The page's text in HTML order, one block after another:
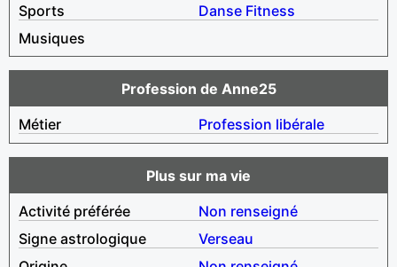
Sports
Danse Fitness
Musiques
Profession de Anne25
Métier
Profession libérale
Plus sur ma vie
Activité préférée
Non renseigné
Signe astrologique
Verseau